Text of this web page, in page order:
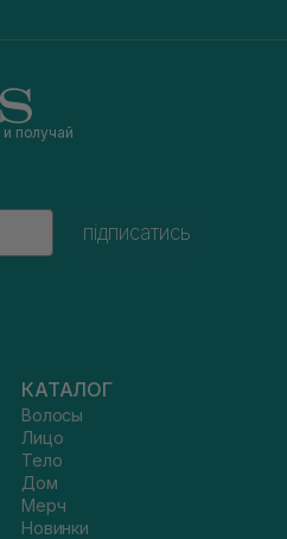
и получай
підписатись
КАТАЛОГ
Волосы
Лицо
Тело
Дом
Мерч
Новинки